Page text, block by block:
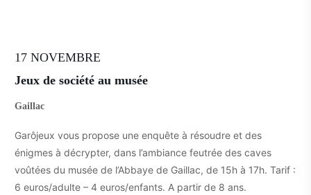
17 NOVEMBRE
Jeux de société au musée
Gaillac
Garôjeux vous propose une enquête à résoudre et des
énigmes à décrypter, dans l’ambiance feutrée des caves
voûtées du musée de l’Abbaye de Gaillac, de 15h à 17h. Tarif :
6 euros/adulte – 4 euros/enfants. A partir de 8 ans.